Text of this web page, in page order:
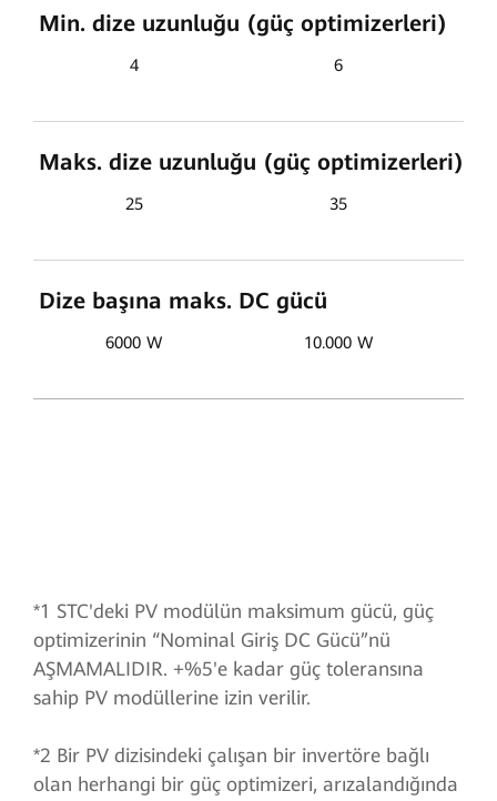
Min. dize uzunluğu (güç optimizerleri)
4 6
Maks. dize uzunluğu (güç optimizerleri)
25 35
Dize başına maks. DC gücü
6000 W 10.000 W
*1 STC'deki PV modülün maksimum gücü, güç
optimizerinin “Nominal Giriş DC Gücü”nü
AŞMAMALIDIR. +%5'e kadar güç toleransına
sahip PV modüllerine izin verilir.
*2 Bir PV dizisindeki çalışan bir invertöre bağlı
olan herhangi bir güç optimizeri, arızalandığında